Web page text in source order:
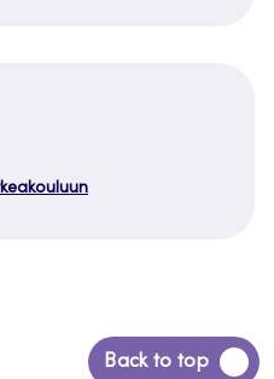
Back to top
Siirry